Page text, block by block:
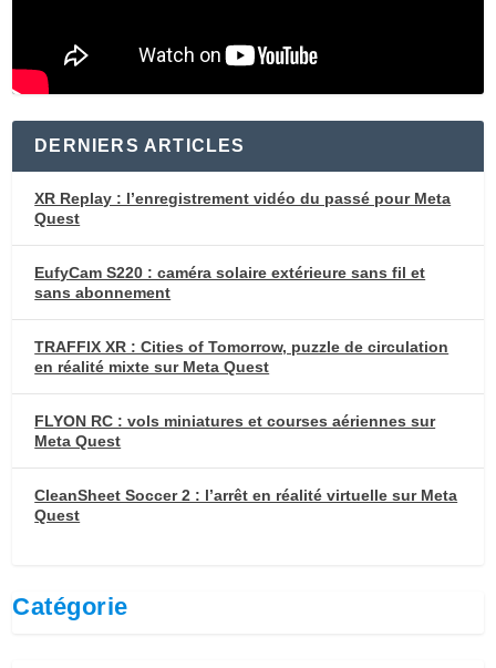
DERNIERS ARTICLES
XR Replay : l’enregistrement vidéo du passé pour Meta
Quest
EufyCam S220 : caméra solaire extérieure sans fil et
sans abonnement
TRAFFIX XR : Cities of Tomorrow, puzzle de circulation
en réalité mixte sur Meta Quest
FLYON RC : vols miniatures et courses aériennes sur
Meta Quest
CleanSheet Soccer 2 : l’arrêt en réalité virtuelle sur Meta
Quest
Catégorie